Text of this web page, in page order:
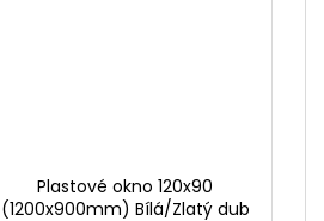
Plastové okno 120x90
(1200x900mm) Bílá/Zlatý dub